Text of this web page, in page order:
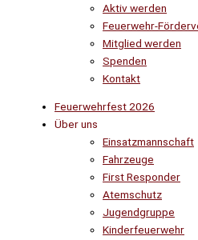
Aktiv werden
Feuerwehr-
Mitglied werden
Spenden
Kontakt
Feuerwehrfest 2026
Über uns
Einsatzmannschaft
Fahrzeuge
First Responder
Atemschutz
Jugendgruppe
Kinderfeuerwehr